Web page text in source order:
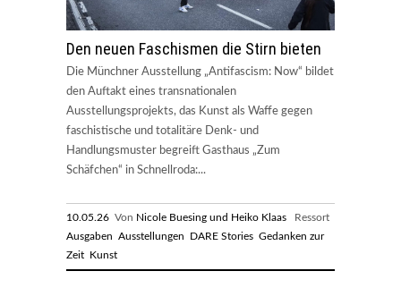
Den neuen Faschismen die Stirn bieten
Die Münchner Ausstellung „Antifascism: Now“ bildet
den Auftakt eines transnationalen
Ausstellungsprojekts, das Kunst als Waffe gegen
faschistische und totalitäre Denk- und
Handlungsmuster begreift Gasthaus „Zum
Schäfchen“ in Schnellroda:...
10.05.26 Von Nicole Buesing und Heiko Klaas Ressort
Ausgaben Ausstellungen DARE Stories Gedanken zur
Zeit Kunst